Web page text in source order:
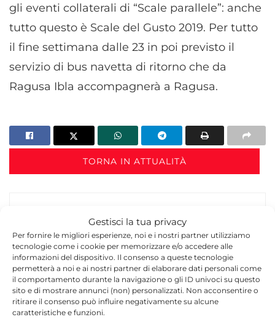
Gestisci la tua privacy
Per fornire le migliori esperienze, noi e i nostri partner utilizziamo
tecnologie come i cookie per memorizzare e/o accedere alle
informazioni del dispositivo. Il consenso a queste tecnologie
permetterà a noi e ai nostri partner di elaborare dati personali come
il comportamento durante la navigazione o gli ID univoci su questo
sito e di mostrare annunci (non) personalizzati. Non acconsentire o
ritirare il consenso può influire negativamente su alcune
caratteristiche e funzioni.
gli eventi collaterali di “Scale parallele”: anche
tutto questo è Scale del Gusto 2019. Per tutto
il fine settimana dalle 23 in poi previsto il
servizio di bus navetta di ritorno che da
Ragusa Ibla accompagnerà a Ragusa.
TORNA IN ATTUALITÀ
Redazione
La redazione di Quotidianodiragusa.it è composta
da giornalisti, collaboratori e professionisti
dell’informazione che ogni giorno lavorano per